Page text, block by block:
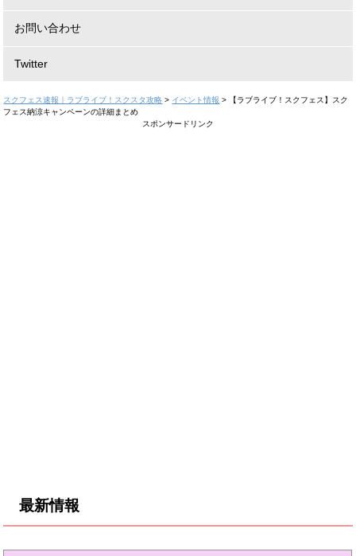
お問い合わせ
Twitter
スクフェス速報｜ラブライブ！スクスタ攻略 > イベント情報 >
【ラブライブ！スクフェス】スク
フェス納涼キャンペーンの詳細まとめ
スポンサードリンク
最新情報